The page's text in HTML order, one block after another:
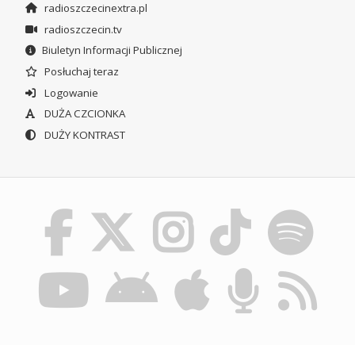
radioszczecinextra.pl
radioszczecin.tv
Biuletyn Informacji Publicznej
Posłuchaj teraz
Logowanie
DUŻA CZCIONKA
DUŻY KONTRAST